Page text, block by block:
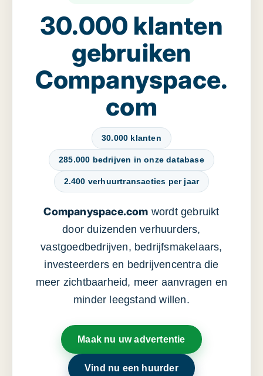
30.000 klanten
gebruiken
Companyspace.
com
30.000 klanten
285.000 bedrijven in onze database
2.400 verhuurtransacties per jaar
Companyspace.com wordt gebruikt
door duizenden verhuurders,
vastgoedbedrijven, bedrijfsmakelaars,
investeerders en bedrijvencentra die
meer zichtbaarheid, meer aanvragen en
minder leegstand willen.
Maak nu uw advertentie
Vind nu een huurder